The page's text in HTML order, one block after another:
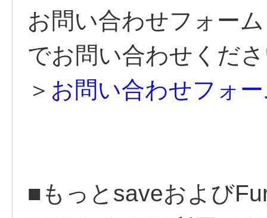
お問い合わせフォー
でお問い合わせくだ
＞ お問い合わせフォ
■もっとsaveおよび